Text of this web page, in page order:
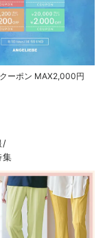
ーポン MAX2,000円
/
集